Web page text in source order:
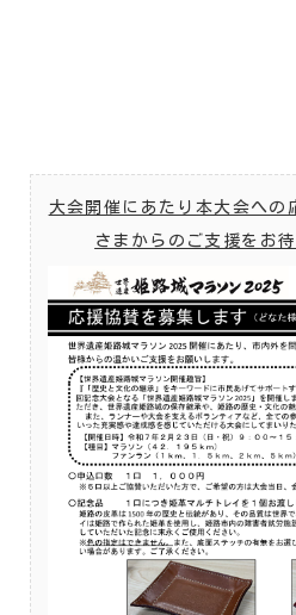
大会開催にあたり本大会への
さまからのご支援をお